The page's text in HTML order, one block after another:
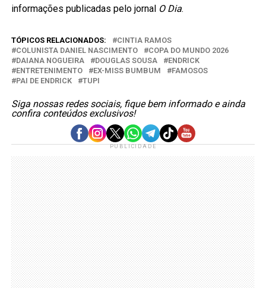
informações publicadas pelo jornal O Dia.
TÓPICOS RELACIONADOS:
CINTIA RAMOS
COLUNISTA DANIEL NASCIMENTO
COPA DO MUNDO 2026
DAIANA NOGUEIRA
DOUGLAS SOUSA
ENDRICK
ENTRETENIMENTO
EX-MISS BUMBUM
FAMOSOS
PAI DE ENDRICK
TUPI
Siga nossas redes sociais, fique bem informado e ainda
confira conteúdos exclusivos!
PUBLICIDADE